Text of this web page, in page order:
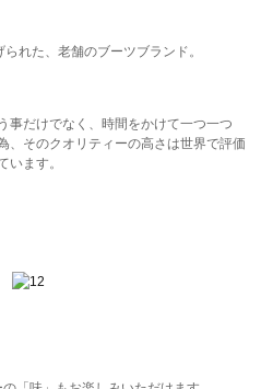
れた、老舗のブーツブランド。
事だけでなく、時間をかけて一つ一つ
、そのクオリティーの高さは世界で評価
います。